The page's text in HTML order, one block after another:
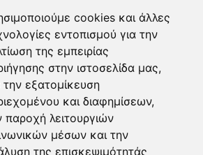
cookies και άλλες
εντοπισμού για την
της εμπειρίας
στην ιστοσελίδα μας,
την εξατομίκευση
και διαφημίσεων,
παροχή λειτουργιών
μέσων και την
της επισκεψιμότητάς